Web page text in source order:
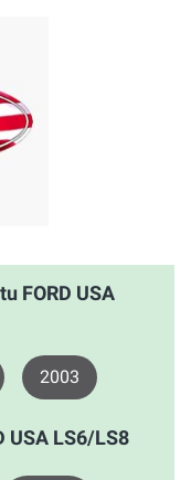
FORD USA
2003
USA LS6/LS8